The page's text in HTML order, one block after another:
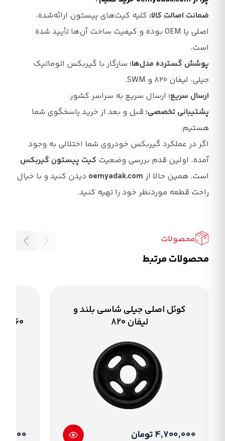
ضمانت اصالت کالا: کلیه کیت‌های پیستون ارائه‌شده،
اصلی یا OEM بوده و کیفیت ساخت آن‌ها تأیید شده
است.
پوشش گسترده مدل‌ها: سازگار با گیربکس اتوماتیک
جیلی، لیفان ۸۲۰ و SWM.
ارسال سریع: ارسال سریع به سراسر کشور.
پشتیبانی تخصصی: قبل و بعد از خرید پاسخگوی شما
هستیم.
اگر در عملکرد گیربکس خودروی شما اختلالی به وجود
آمده، اولین قدم بررسی وضعیت کیت پیستون گیربکس
است. همین حالا از oemyadak.com دیدن کنید و با خیال
راحت قطعه موردنظر خود را تهیه کنید.
محصولات
محصولات مرتبط
کوئل اصلی جیلی شاسی بلند و
لیفان 820
4,700,000 تومان
X60,جیلی امگرند سواری(VT2,VT3)